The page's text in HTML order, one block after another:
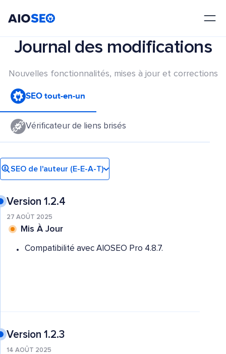
Journal des modifications
Nouvelles fonctionnalités, mises à jour et corrections
SEO tout-en-un
Vérificateur de liens brisés
SEO de l'auteur (E-E-A-T)
Version 1.2.4
27 AOÛT 2025
Mis À Jour
Compatibilité avec AIOSEO Pro 4.8.7.
Version 1.2.3
14 AOÛT 2025